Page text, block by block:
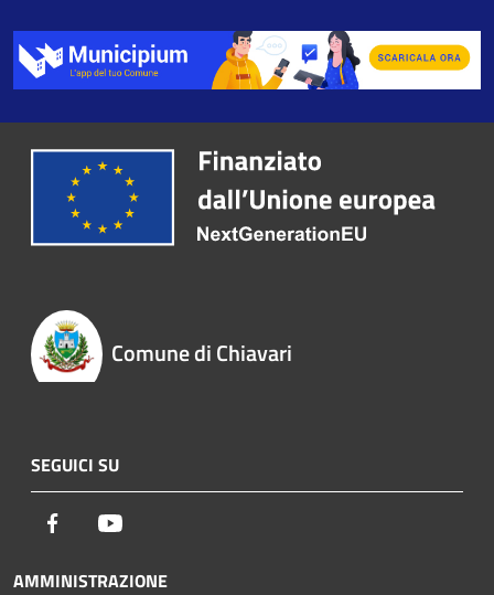
Comune di Chiavari
SEGUICI SU
Facebook
AMMINISTRAZIONE